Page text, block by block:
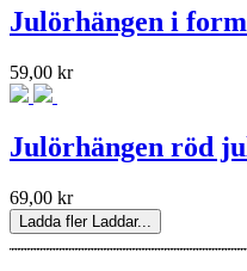
Julörhängen i
59,00 kr
Julörhängen röd
69,00 kr
Ladda fler Laddar...